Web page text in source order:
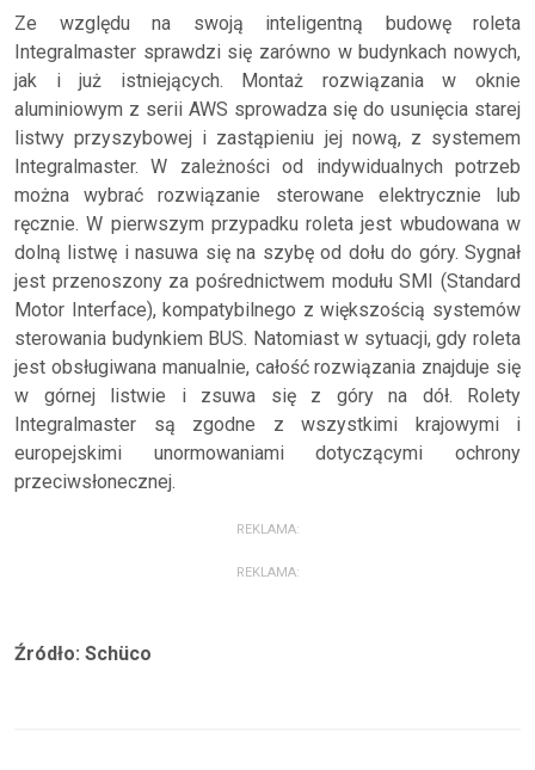
Ze względu na swoją inteligentną budowę roleta
Integralmaster sprawdzi się zarówno w budynkach nowych,
jak i już istniejących. Montaż rozwiązania w oknie
aluminiowym z serii AWS sprowadza się do usunięcia starej
listwy przyszybowej i zastąpieniu jej nową, z systemem
Integralmaster. W zależności od indywidualnych potrzeb
można wybrać rozwiązanie sterowane elektrycznie lub
ręcznie. W pierwszym przypadku roleta jest wbudowana w
dolną listwę i nasuwa się na szybę od dołu do góry. Sygnał
jest przenoszony za pośrednictwem modułu SMI (Standard
Motor Interface), kompatybilnego z większością systemów
sterowania budynkiem BUS. Natomiast w sytuacji, gdy roleta
jest obsługiwana manualnie, całość rozwiązania znajduje się
w górnej listwie i zsuwa się z góry na dół. Rolety
Integralmaster są zgodne z wszystkimi krajowymi i
europejskimi unormowaniami dotyczącymi ochrony
przeciwsłonecznej.
REKLAMA:
REKLAMA:
Źródło: Schüco